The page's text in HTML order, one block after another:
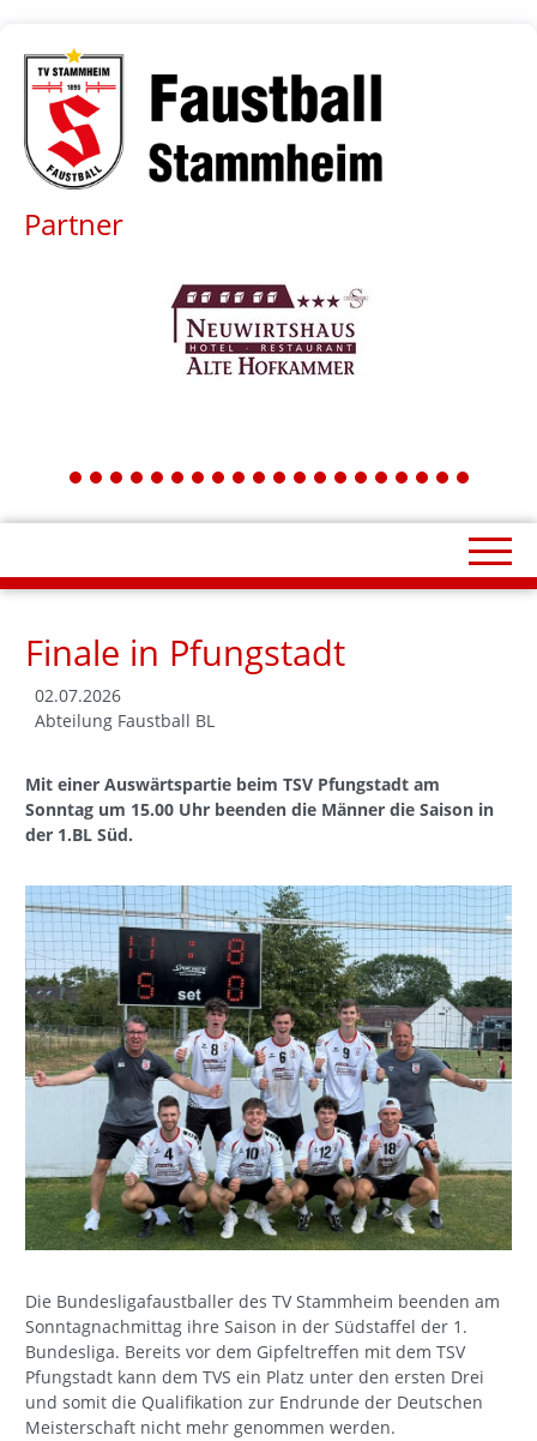
Partner
1 2 3 4 5 6 7 8 9 1011121314151617181920
Finale in Pfungstadt
02.07.2026
Abteilung Faustball BL
Mit einer Auswärtspartie beim TSV Pfungstadt am
Sonntag um 15.00 Uhr beenden die Männer die Saison in
der 1.BL Süd.
Die Bundesligafaustballer des TV Stammheim beenden am
Sonntagnachmittag ihre Saison in der Südstaffel der 1.
Bundesliga. Bereits vor dem Gipfeltreffen mit dem TSV
Pfungstadt kann dem TVS ein Platz unter den ersten Drei
und somit die Qualifikation zur Endrunde der Deutschen
Meisterschaft nicht mehr genommen werden.